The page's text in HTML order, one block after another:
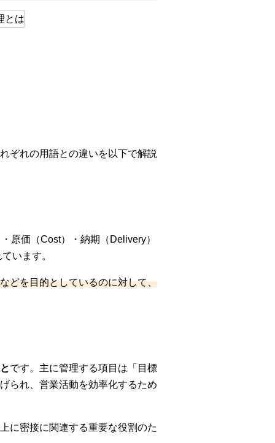
ぞれの用語との違いを以下で解説
原価（Cost）・納期（Delivery）
います。
どを目的としているのに対して、
です。主に管理する項目は「目標
られ、営業活動を効率化するため
に密接に関連する重要な役割のた